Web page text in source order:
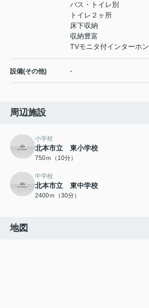
バス・トイレ別
トイレ２ヶ所
床下収納
収納豊富
TVモニタ付インターホン
設備(その他) -
周辺施設
小学校
北本市立 東小学校
750ｍ（10分）
中学校
北本市立 東中学校
2400ｍ（30分）
地図